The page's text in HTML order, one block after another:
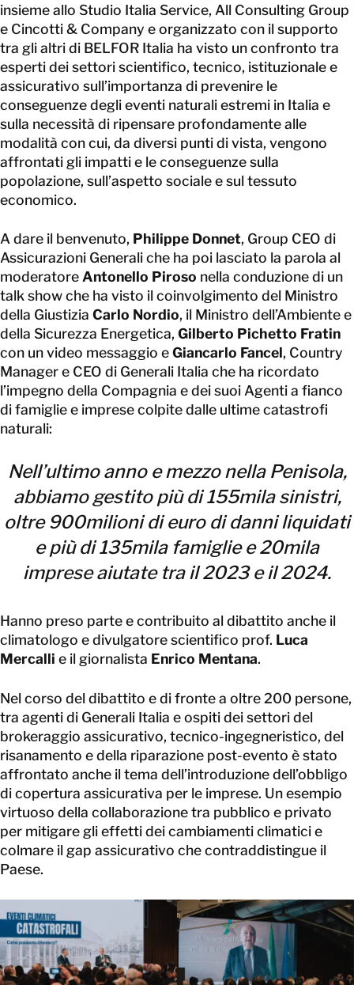
insieme allo Studio Italia Service, All Consulting Group
e Cincotti & Company e organizzato con il supporto
tra gli altri di BELFOR Italia ha visto un confronto tra
esperti dei settori scientifico, tecnico, istituzionale e
assicurativo sull’importanza di prevenire le
conseguenze degli eventi naturali estremi in Italia e
sulla necessità di ripensare profondamente alle
modalità con cui, da diversi punti di vista, vengono
affrontati gli impatti e le conseguenze sulla
popolazione, sull’aspetto sociale e sul tessuto
economico.
A dare il benvenuto, Philippe Donnet, Group CEO di
Assicurazioni Generali che ha poi lasciato la parola al
moderatoreAntonello Piroso nella conduzione di un
talk show che ha visto il coinvolgimento del Ministro
della Giustizia Carlo Nordio, il Ministro dell’Ambiente e
della Sicurezza Energetica, Gilberto Pichetto Fratin
con un video messaggio eGiancarlo Fancel, Country
Manager e CEO di Generali Italia che ha ricordato
l’impegno della Compagnia e dei suoi Agenti a fianco
di famiglie e imprese colpite dalle ultime catastrofi
naturali:
Nell’ultimo anno e mezzo nella Penisola,
abbiamo gestito più di 155mila sinistri,
oltre 900milioni di euro di danni liquidati
e più di 135mila famiglie e 20mila
imprese aiutate tra il 2023 e il 2024.
Hanno preso parte e contribuito al dibattito anche il
climatologo e divulgatore scientifico prof. Luca
Mercalli e il giornalista Enrico Mentana.
Nel corso del dibattito e di fronte a oltre 200 persone,
tra agenti di Generali Italia e ospiti dei settori del
brokeraggio assicurativo, tecnico-ingegneristico, del
risanamento e della riparazione post-evento è stato
affrontato anche il tema dell’introduzione dell’obbligo
di copertura assicurativa per le imprese. Un esempio
virtuoso della collaborazione tra pubblico e privato
per mitigare gli effetti dei cambiamenti climatici e
colmare il gap assicurativo che contraddistingue il
Paese.